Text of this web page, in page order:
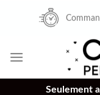
Seulement